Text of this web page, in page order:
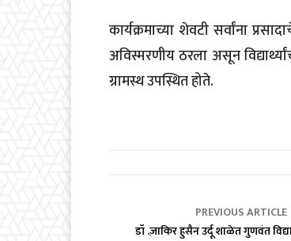
कार्यक्रमाच्या शेवटी सर्वांना
अविस्मरणीय ठरला असून
ग्रामस्थ उपस्थित होते.
PREVIOUS ARTICLE
डॉ .ज़ाकिर हुसैन उर्दू शाळेत गुणवंत